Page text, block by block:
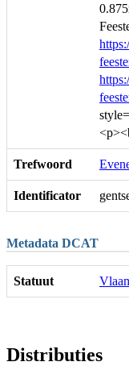
Trefwoord
Identificator
Metadata DCAT
Statuut
Distributies